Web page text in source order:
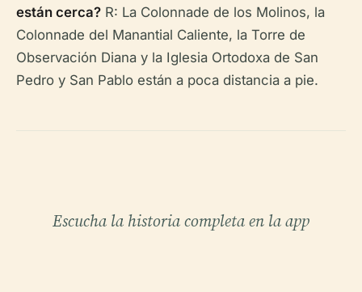
están cerca? R: La Colonnade de los Molinos, la
Colonnade del Manantial Caliente, la Torre de
Observación Diana y la Iglesia Ortodoxa de San
Pedro y San Pablo están a poca distancia a pie.
Escucha la historia completa en la app